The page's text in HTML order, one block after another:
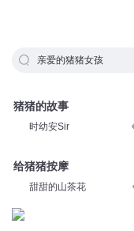
亲爱的猪猪女孩
猪猪的故事
时幼安Sir
给猪猪按摩
甜甜的山茶花